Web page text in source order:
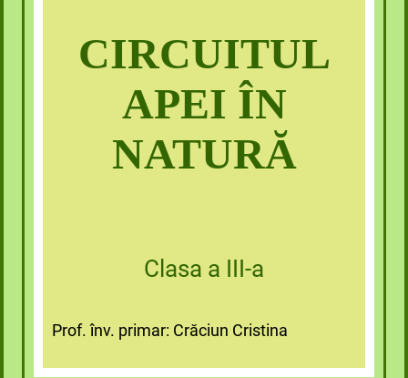
CIRCUITUL
APEI ÎN
NATURĂ
Clasa a III-a
Prof. înv. primar: Crăciun Cristina